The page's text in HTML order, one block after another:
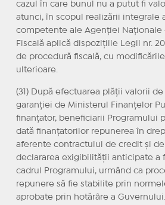
cazul în care bunul nu a putut fi
atunci, în scopul realizării integrale
competente ale Agenției Naționale
Fiscală aplică dispozițiile Legii nr.
de procedură fiscală, cu
ulterioare.
(31) După efectuarea plății valorii
garanției de Ministerul Finanțelor
finanțator, beneficiarii Programului
dată finanțatorilor repunerea în
aferente contractului de credit și de
declararea exigibilității anticipate a
cadrul Programului, urmând ca
repunere să fie stabilite prin
aprobate prin hotărâre a